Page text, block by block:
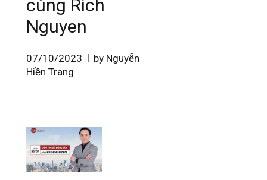
cùng Rich
Nguyen
07/10/2023
by Nguyễn
Hiền Trang